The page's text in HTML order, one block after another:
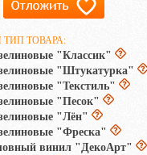
ТОВАРА:
"Классик"
"Штукатурка"
"Текстиль"
"Песок"
"Лён"
"Фреска"
винил "ДекоАрт"